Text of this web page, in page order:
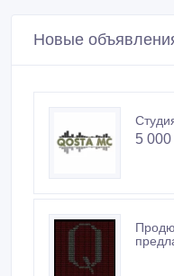
Новые
5 000